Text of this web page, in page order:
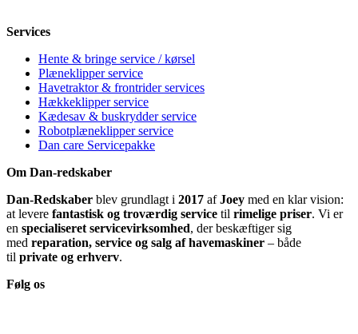
Services
Hente & bringe service / kørsel
Plæneklipper service
Havetraktor & frontrider services
Hækkeklipper service
Kædesav & buskrydder service
Robotplæneklipper service
Dan care Servicepakke
Om Dan-redskaber
Dan-Redskaber blev grundlagt i 2017 afJoey med en klar vision:
at levere fantastisk og troværdig service til rimelige priser. Vi er
en specialiseret servicevirksomhed, der beskæftiger sig
med reparation, service og salg af havemaskiner – både
til private og erhverv.
Følg os